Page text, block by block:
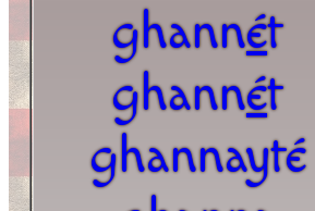
ghannét
ghannét
ghannayté